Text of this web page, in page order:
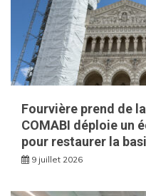
Fourvière prend de
COMABI déploie un
pour restaurer la
9 juillet 2026